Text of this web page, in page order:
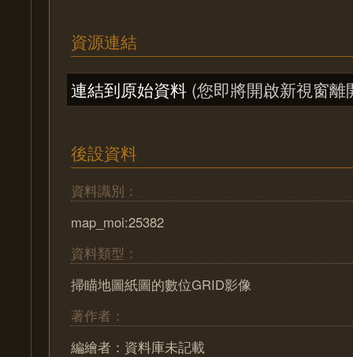
資源連結
連結到原始資料 (您即將開啟新視窗離
後設資料
資料識別：
map_moi:25382
資料類型：
掃瞄地圖紙圖的數位GRID影像
著作者：
編繪者：資料庫未記載